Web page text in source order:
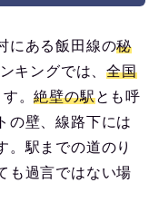
にある飯田線の秘
キングでは、全国
す。絶壁の駅とも呼
の壁、線路下には
。駅までの道のり
も過言ではない場